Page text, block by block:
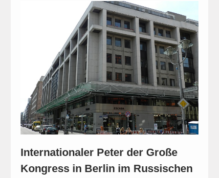
Internationaler Peter der Große
Kongress in Berlin im Russischen